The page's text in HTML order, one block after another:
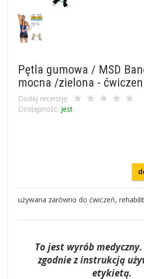
Pętla gumowa / MSD
mocna /zielona -
Dodaj recenzję:
Dostępność: Jest
używana zarówno do ćwiczeń,
To jest wyrób
zgodnie z instrukcją
etykietą.